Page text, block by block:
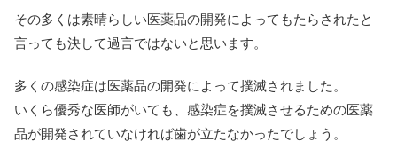
その多くは素晴らしい医薬品の開発によってもたらされたと
言っても決して過言ではないと思います。
多くの感染症は医薬品の開発によって撲滅されました。
いくら優秀な医師がいても、感染症を撲滅させるための医薬
品が開発されていなければ歯が立たなかったでしょう。